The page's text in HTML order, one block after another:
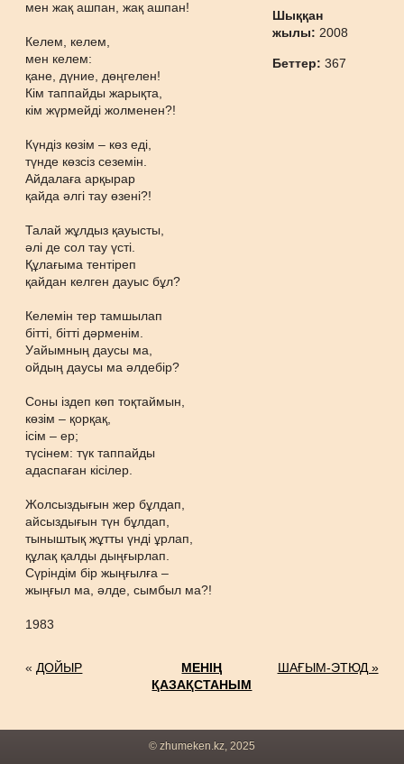
мен жақ ашпан, жақ ашпан!
Келем, келем,
мен келем:
қане, дүние, дөңгелен!
Кім таппайды жарықта,
кім жүрмейді жолменен?!
Күндіз көзім – көз еді,
түнде көзсіз сеземін.
Айдалаға арқырар
қайда әлгі тау өзені?!
Талай жұлдыз қауысты,
әлі де сол тау үсті.
Құлағыма тентіреп
қайдан келген дауыс бұл?
Келемін тер тамшылап
бітті, бітті дәрменім.
Уайымның даусы ма,
ойдың даусы ма әлдебір?
Соны іздеп көп тоқтаймын,
көзім – қорқақ,
ісім – ер;
түсінем: түк таппайды
адаспаған кісілер.
Жолсыздығын жер бұлдап,
айсыздығын түн бұлдап,
тыныштық жұтты үнді ұрлап,
құлақ қалды дыңғырлап.
Сүріндім бір жыңғылға –
жыңғыл ма, әлде, сымбыл ма?!
1983
Шыққан
жылы: 2008
Беттер:367
« ДОЙЫР
МЕНІҢ
ҚАЗАҚСТАНЫМ
ШАҒЫМ-ЭТЮД »
© zhumeken.kz, 2025